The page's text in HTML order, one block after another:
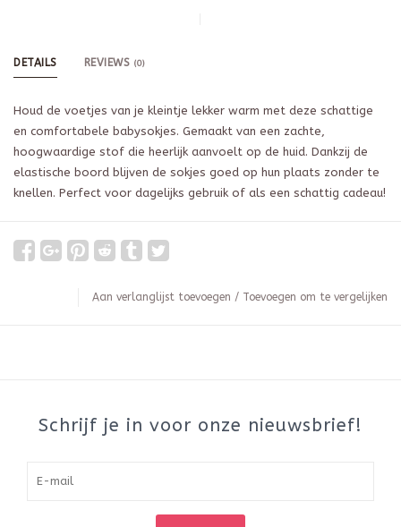
DETAILS REVIEWS (0)
Houd de voetjes van je kleintje lekker warm met deze schattige
en comfortabele babysokjes. Gemaakt van een zachte,
hoogwaardige stof die heerlijk aanvoelt op de huid. Dankzij de
elastische boord blijven de sokjes goed op hun plaats zonder te
knellen. Perfect voor dagelijks gebruik of als een schattig cadeau!
Aan verlanglijst toevoegen / Toevoegen om te vergelijken
Schrijf je in voor onze nieuwsbrief!